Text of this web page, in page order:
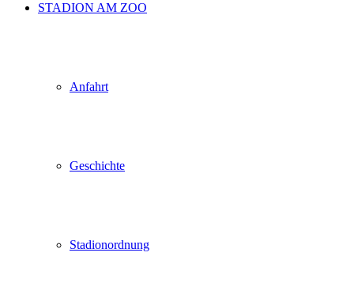
STADION AM ZOO
Anfahrt
Geschichte
Stadionordnung